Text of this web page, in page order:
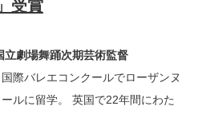
受賞
劇場舞踊次期芸術監督
際バレエコンクールでローザンヌ
ルに留学。 英国で22年間にわた